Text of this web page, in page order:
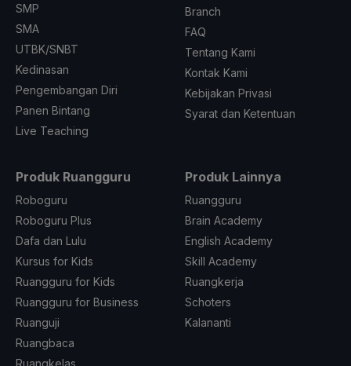
SMP
SMA
UTBK/SNBT
Kedinasan
Pengembangan Diri
Panen Bintang
Live Teaching
Branch
FAQ
Tentang Kami
Kontak Kami
Kebijakan Privasi
Syarat dan Ketentuan
Produk Ruangguru
Roboguru
Roboguru Plus
Dafa dan Lulu
Kursus for Kids
Ruangguru for Kids
Ruangguru for Business
Ruanguji
Ruangbaca
Ruangkelas
Produk Lainnya
Ruangguru
Brain Academy
English Academy
Skill Academy
Ruangkerja
Schoters
Kalananti